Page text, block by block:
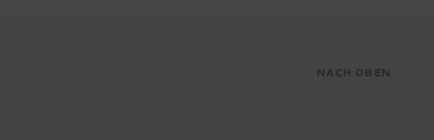
NACH OBEN